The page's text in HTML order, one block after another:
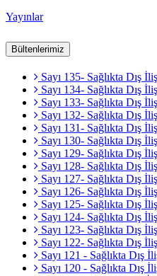
Yayınlar
Bültenlerimiz
Sayı 135- Sağlıkta Dış
Sayı 134- Sağlıkta Dış
Sayı 133- Sağlıkta Dış
Sayı 132- Sağlıkta Dış
Sayı 131- Sağlıkta Dış
Sayı 130- Sağlıkta Dış
Sayı 129- Sağlıkta Dış
Sayı 128- Sağlıkta Dış
Sayı 127- Sağlıkta Dış
Sayı 126- Sağlıkta Dış
Sayı 125- Sağlıkta Dış
Sayı 124- Sağlıkta Dış
Sayı 123- Sağlıkta Dış
Sayı 122- Sağlıkta Dış
Sayı 121 - Sağlıkta
Sayı 120 - Sağlıkta